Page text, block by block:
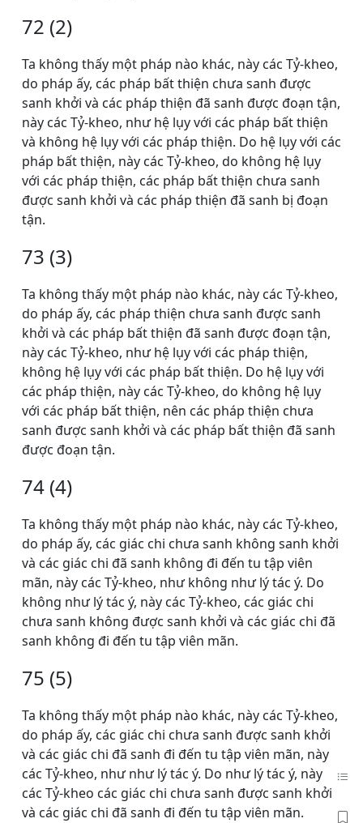
72 (2)
Ta không thấy một pháp nào khác, này các Tỷ-kheo,
do pháp ấy, các pháp bất thiện chưa sanh được
sanh khởi và các pháp thiện đã sanh được đoạn tận,
này các Tỷ-kheo, như hệ lụy với các pháp bất thiện
và không hệ lụy với các pháp thiện. Do hệ lụy với các
pháp bất thiện, này các Tỷ-kheo, do không hệ lụy
với các pháp thiện, các pháp bất thiện chưa sanh
được sanh khởi và các pháp thiện đã sanh bị đoạn
tận.
73 (3)
Ta không thấy một pháp nào khác, này các Tỷ-kheo,
do pháp ấy, các pháp thiện chưa sanh được sanh
khởi và các pháp bất thiện đã sanh được đoạn tận,
này các Tỷ-kheo, như hệ lụy với các pháp thiện,
không hệ lụy với các pháp bất thiện. Do hệ lụy với
các pháp thiện, này các Tỷ-kheo, do không hệ lụy
với các pháp bất thiện, nên các pháp thiện chưa
sanh được sanh khởi và các pháp bất thiện đã sanh
được đoạn tận.
74 (4)
Ta không thấy một pháp nào khác, này các Tỷ-kheo,
do pháp ấy, các giác chi chưa sanh không sanh khởi
và các giác chi đã sanh không đi đến tu tập viên
mãn, này các Tỷ-kheo, như không như lý tác ý. Do
không như lý tác ý, này các Tỷ-kheo, các giác chi
chưa sanh không được sanh khởi và các giác chi đã
sanh không đi đến tu tập viên mãn.
75 (5)
Ta không thấy một pháp nào khác, này các Tỷ-kheo,
do pháp ấy, các giác chi chưa sanh được sanh khởi
và các giác chi đã sanh đi đến tu tập viên mãn, này
các Tỷ-kheo, như như lý tác ý. Do như lý tác ý, này
các Tỷ-kheo các giác chi chưa sanh được sanh khởi
và các giác chi đã sanh đi đến tu tập viên mãn.